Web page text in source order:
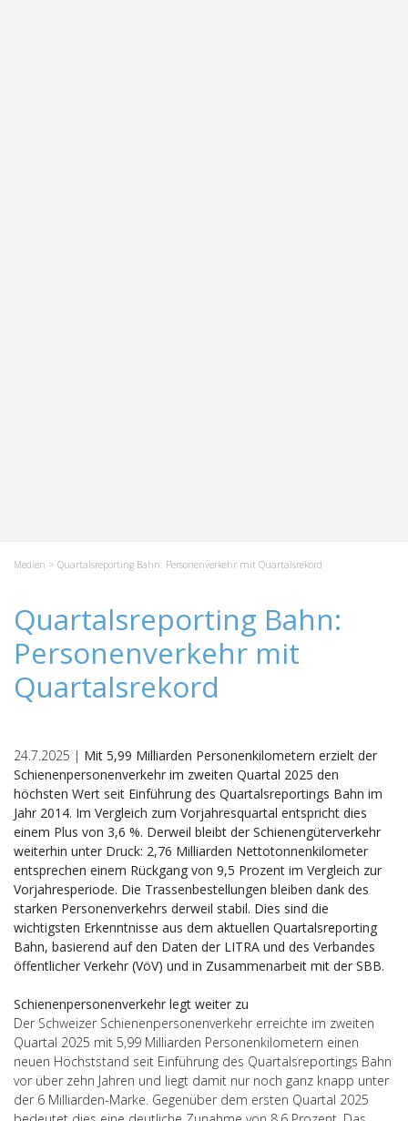
Medien > Quartalsreporting Bahn: Personenverkehr mit Quartalsrekord
Quartalsreporting Bahn:
Personenverkehr mit
Quartalsrekord
24.7.2025 | Mit 5,99 Milliarden Personenkilometern erzielt der
Schienenpersonenverkehr im zweiten Quartal 2025 den
höchsten Wert seit Einführung des Quartalsreportings Bahn im
Jahr 2014. Im Vergleich zum Vorjahresquartal entspricht dies
einem Plus von 3,6 %. Derweil bleibt der Schienengüterverkehr
weiterhin unter Druck: 2,76 Milliarden Nettotonnenkilometer
entsprechen einem Rückgang von 9,5 Prozent im Vergleich zur
Vorjahresperiode. Die Trassenbestellungen bleiben dank des
starken Personenverkehrs derweil stabil. Dies sind die
wichtigsten Erkenntnisse aus dem aktuellen Quartalsreporting
Bahn, basierend auf den Daten der LITRA und des Verbandes
öffentlicher Verkehr (VöV) und in Zusammenarbeit mit der SBB.
Schienenpersonenverkehr legt weiter zu
Der Schweizer Schienenpersonenverkehr erreichte im zweiten
Quartal 2025 mit 5,99 Milliarden Personenkilometern einen
neuen Höchststand seit Einführung des Quartalsreportings Bahn
vor über zehn Jahren und liegt damit nur noch ganz knapp unter
der 6 Milliarden-Marke. Gegenüber dem ersten Quartal 2025